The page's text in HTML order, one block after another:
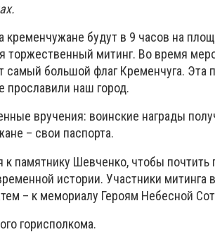
кременчужане будут в 9 часов на
торжественный митинг. Во время
большой флаг Кременчуга. Эта
прославили наш город.
вручения: воинские награды
– свои паспорта.
к памятнику Шевченко, чтобы почтить
истории. Участники митинга
– к мемориалу Героям Небесной
горисполкома.